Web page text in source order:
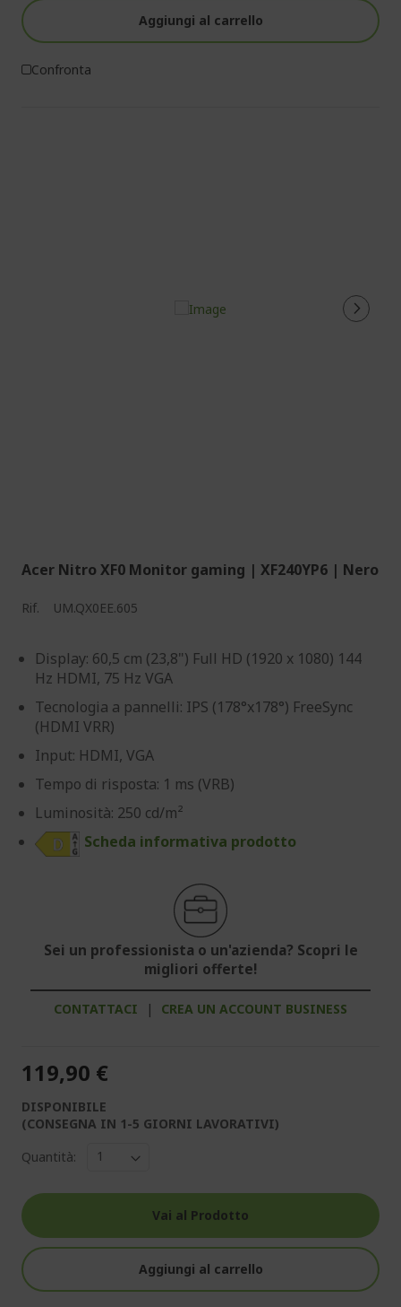
Aggiungi al carrello
Confronta
Acer Nitro XF0 Monitor gaming | XF240YP6 | Nero
Rif. UM.QX0EE.605
Display: 60,5 cm (23,8") Full HD (1920 x 1080) 144
Hz HDMI, 75 Hz VGA
Tecnologia a pannelli: IPS (178°x178°) FreeSync
(HDMI VRR)
Input: HDMI, VGA
Tempo di risposta: 1 ms (VRB)
Luminosità: 250 cd/m²
Scheda informativa prodotto
Sei un professionista o un'azienda? Scopri le
migliori offerte!
CONTATTACI | CREA UN ACCOUNT BUSINESS
119,90 €
DISPONIBILE
(CONSEGNA IN 1-5 GIORNI LAVORATIVI)
Quantità:
Vai al Prodotto
Aggiungi al carrello